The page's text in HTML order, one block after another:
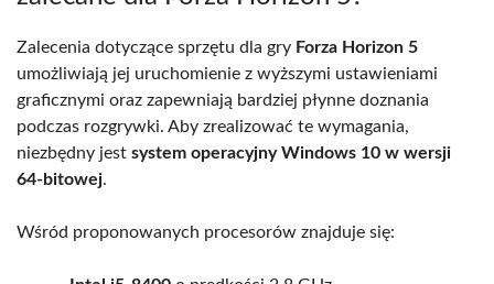
Zalecenia dotyczące sprzętu dla gry Forza Horizon 5
umożliwiają jej uruchomienie z wyższymi ustawieniami
graficznymi oraz zapewniają bardziej płynne doznania
podczas rozgrywki. Aby zrealizować te wymagania,
niezbędny jest system operacyjny Windows 10 w wersji
64-bitowej.
Wśród proponowanych procesorów znajduje się: